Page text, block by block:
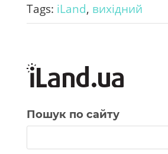
Tags: iLand, вихідний
Пошук по сайту